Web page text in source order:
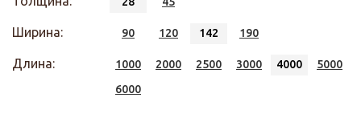
Ширина: 90 120 142 190
Длина: 1000 2000 2500 3000 4000
5000
6000